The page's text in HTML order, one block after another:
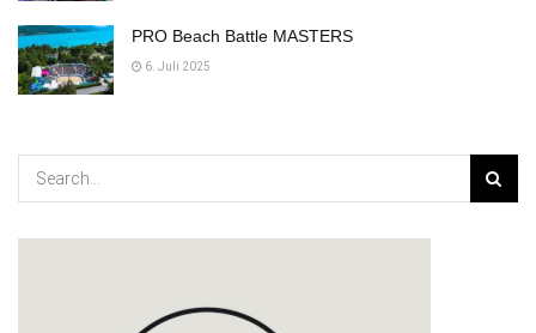
PRO Beach Battle MASTERS
6. Juli 2025